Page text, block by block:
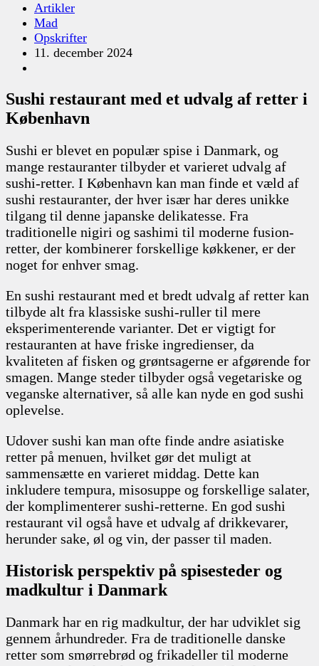
Artikler
Mad
Opskrifter
11. december 2024
Sushi restaurant med et udvalg af retter i
København
Sushi er blevet en populær spise i Danmark, og
mange restauranter tilbyder et varieret udvalg af
sushi-retter. I København kan man finde et væld af
sushi restauranter, der hver især har deres unikke
tilgang til denne japanske delikatesse. Fra
traditionelle nigiri og sashimi til moderne fusion-
retter, der kombinerer forskellige køkkener, er der
noget for enhver smag.
En sushi restaurant med et bredt udvalg af retter kan
tilbyde alt fra klassiske sushi-ruller til mere
eksperimenterende varianter. Det er vigtigt for
restauranten at have friske ingredienser, da
kvaliteten af fisken og grøntsagerne er afgørende for
smagen. Mange steder tilbyder også vegetariske og
veganske alternativer, så alle kan nyde en god sushi
oplevelse.
Udover sushi kan man ofte finde andre asiatiske
retter på menuen, hvilket gør det muligt at
sammensætte en varieret middag. Dette kan
inkludere tempura, misosuppe og forskellige salater,
der komplimenterer sushi-retterne. En god sushi
restaurant vil også have et udvalg af drikkevarer,
herunder sake, øl og vin, der passer til maden.
Historisk perspektiv på spisesteder og
madkultur i Danmark
Danmark har en rig madkultur, der har udviklet sig
gennem århundreder. Fra de traditionelle danske
retter som smørrebrød og frikadeller til moderne